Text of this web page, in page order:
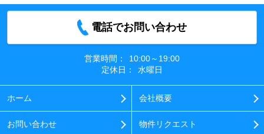
電話でお問い合わせ
営業時間：
10:00～19:00
定休日：
水曜日
ホーム 会社概要
お問い合わせ 物件リクエスト